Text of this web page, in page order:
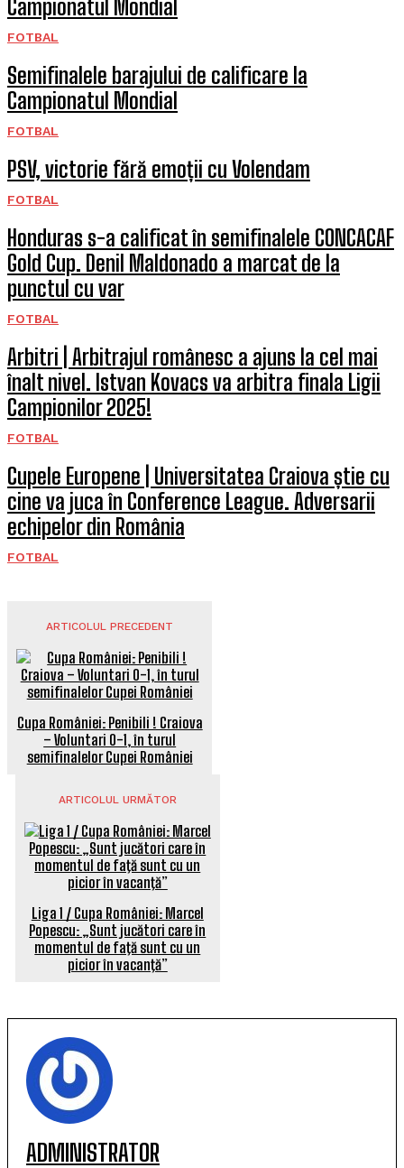
Campionatul Mondial
FOTBAL
Semifinalele barajului de calificare la
Campionatul Mondial
FOTBAL
PSV, victorie fără emoții cu Volendam
FOTBAL
Honduras s-a calificat în semifinalele CONCACAF
Gold Cup. Denil Maldonado a marcat de la
punctul cu var
FOTBAL
Arbitri | Arbitrajul românesc a ajuns la cel mai
înalt nivel. Istvan Kovacs va arbitra finala Ligii
Campionilor 2025!
FOTBAL
Cupele Europene | Universitatea Craiova știe cu
cine va juca în Conference League. Adversarii
echipelor din România
FOTBAL
ARTICOLUL PRECEDENT
Cupa României: Penibili ! Craiova
– Voluntari 0-1, în turul
semifinalelor Cupei României
ARTICOLUL URMĂTOR
Liga 1 / Cupa României: Marcel
Popescu: „Sunt jucători care în
momentul de faţă sunt cu un
picior în vacanţă”
ADMINISTRATOR